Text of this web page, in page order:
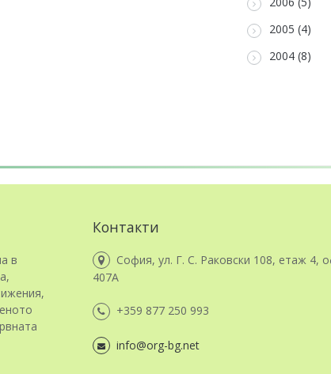
2005 (4)
2004 (8)
в
Контакти
София, ул. Г. С. Раковски 108, етаж 4,
407А
+359 877 250 993
info@org-bg.net